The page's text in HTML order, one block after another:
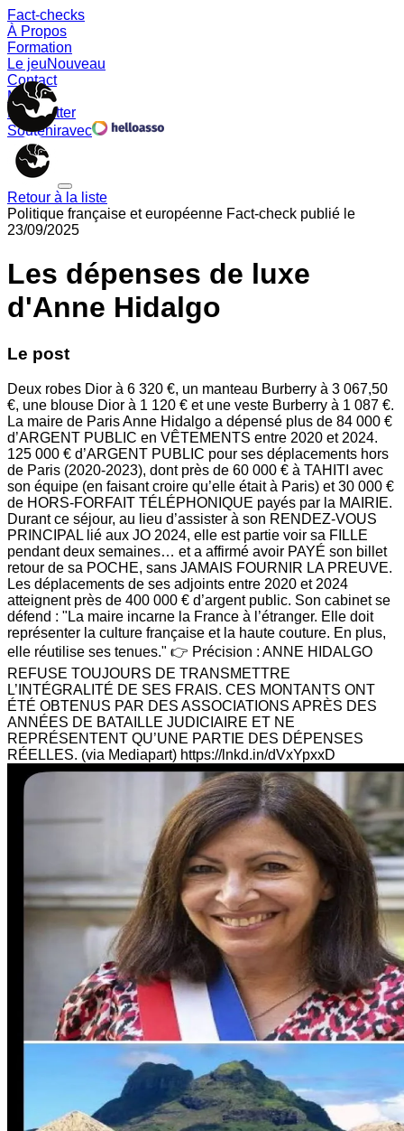
Fact-checks
À Propos
Formation
Le jeuNouveau
Contact
Memes
Newsletter
Souteniravec
Retour à la liste
Politique française et européenne Fact-check publié le
23/09/2025
Les dépenses de luxe
d'Anne Hidalgo
Le post
Deux robes Dior à 6 320 €, un manteau Burberry à 3 067,50
€, une blouse Dior à 1 120 € et une veste Burberry à 1 087 €.
La maire de Paris Anne Hidalgo a dépensé plus de 84 000 €
d’ARGENT PUBLIC en VÊTEMENTS entre 2020 et 2024.
125 000 € d’ARGENT PUBLIC pour ses déplacements hors
de Paris (2020-2023), dont près de 60 000 € à TAHITI avec
son équipe (en faisant croire qu’elle était à Paris) et 30 000 €
de HORS-FORFAIT TÉLÉPHONIQUE payés par la MAIRIE.
Durant ce séjour, au lieu d’assister à son RENDEZ-VOUS
PRINCIPAL lié aux JO 2024, elle est partie voir sa FILLE
pendant deux semaines… et a affirmé avoir PAYÉ son billet
retour de sa POCHE, sans JAMAIS FOURNIR LA PREUVE.
Les déplacements de ses adjoints entre 2020 et 2024
atteignent près de 400 000 € d’argent public. Son cabinet se
défend : "La maire incarne la France à l’étranger. Elle doit
représenter la culture française et la haute couture. En plus,
elle réutilise ses tenues." 👉 Précision : ANNE HIDALGO
REFUSE TOUJOURS DE TRANSMETTRE
L’INTÉGRALITÉ DE SES FRAIS. CES MONTANTS ONT
ÉTÉ OBTENUS PAR DES ASSOCIATIONS APRÈS DES
ANNÉES DE BATAILLE JUDICIAIRE ET NE
REPRÉSENTENT QU’UNE PARTIE DES DÉPENSES
RÉELLES. (via Mediapart) https://lnkd.in/dVxYpxxD